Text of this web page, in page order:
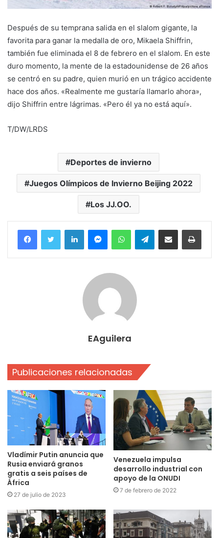
Después de su temprana salida en el slalom gigante, la
favorita para ganar la medalla de oro, Mikaela Shiffrin,
también fue eliminada el 8 de febrero en el slalom. En este
duro momento, la mente de la estadounidense de 26 años
se centró en su padre, quien murió en un trágico accidente
hace dos años. «Realmente me gustaría llamarlo ahora»,
dijo Shiffrin entre lágrimas. «Pero él ya no está aquí».
T/DW/LRDS
Deportes de invierno
Juegos Olímpicos de Invierno Beijing 2022
Los JJ.OO.
FacebookTwitter LinkedInMessengerWhatsAppTelegramCompartir por correo electrónico
EAguilera
Publicaciones relacionadas
Vladímir Putin anuncia que
Rusia enviará granos
gratis a seis países de
África
27 de julio de 2023
Venezuela impulsa
desarrollo industrial con
apoyo de la ONUDI
7 de febrero de 2022